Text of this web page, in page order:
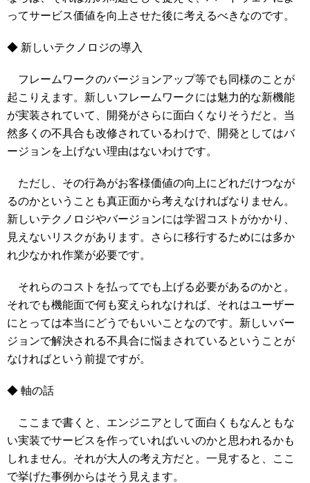
ってサービス価値を向上させた後に考えるべきなのです。
◆ 新しいテクノロジの導入
フレームワークのバージョンアップ等でも同様のことが
起こりえます。新しいフレームワークには魅力的な新機能
が実装されていて、開発がさらに面白くなりそうだと。当
然多くの不具合も改修されているわけで、開発としてはバ
ージョンを上げない理由はないわけです。
ただし、その行為がお客様価値の向上にどれだけつなが
るのかということも真正面から考えなければなりません。
新しいテクノロジやバージョンには学習コストがかかり、
見えないリスクがあります。さらに移行するためには多か
れ少なかれ作業が必要です。
それらのコストを払ってでも上げる必要があるのかと。
それでも機能面で何も変えられなければ、それはユーザー
にとっては本当にどうでもいいことなのです。新しいバー
ジョンで解決される不具合に悩まされているということが
なければという前提ですが。
◆ 軸の話
ここまで書くと、エンジニアとして面白くもなんともな
い実装でサービスを作っていればいいのかと思われるかも
しれません。それが大人の考え方だと。一見すると、ここ
で挙げた事例からはそう見えます。